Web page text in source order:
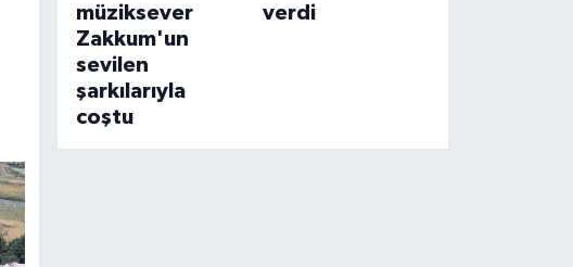
müziksever
Zakkum'un
sevilen
şarkılarıyla
coştu
verdi